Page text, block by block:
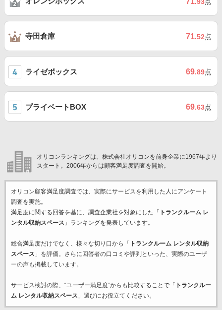
寺田倉庫 71.52点
ライゼボックス 69.89点
プライベートBOX 69.63点
オリコンランキングは、株式会社オリコンを前身企業に1967年より
スタート。2006年からは顧客満足度調査を開始。
オリコン顧客満足度調査では、実際にサービスを利用した 人にアンケート
調査を実施。
満足度に関する回答を基に、調査企業社を対象にした「
トランクルーム レ
ンタル収納スペース 」ランキングを発表しています。
総合満足度だけでなく、様々な切り口から「
トランクルーム レンタル収納
スペース 」を評価。さらに回答者の口コミや評判といった、実際のユーザ
ーの声も掲載しています。
サービス検討の際、“ユーザー満足度”からも比較することで「
トランクルー
ム レンタル収納スペース 」選びにお役立てください。